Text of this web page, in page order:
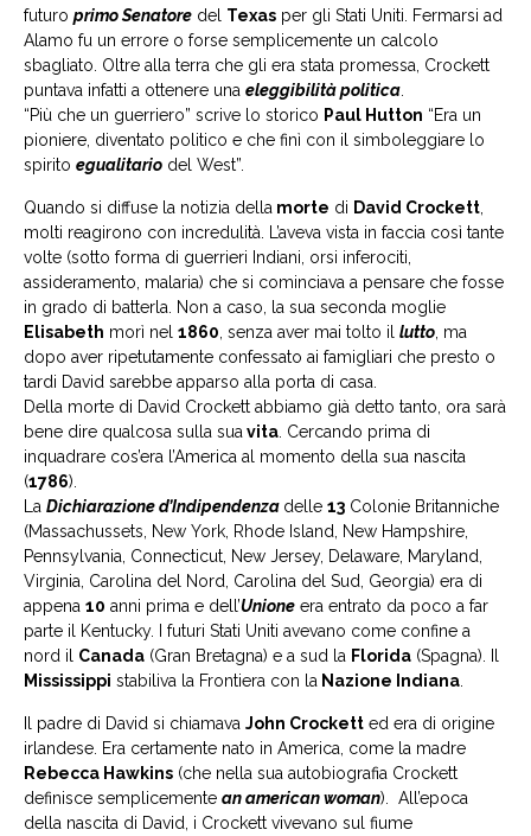
futuro primo Senatore del Texas per gli Stati Uniti. Fermarsi ad
Alamo fu un errore o forse semplicemente un calcolo
sbagliato. Oltre alla terra che gli era stata promessa, Crockett
puntava infatti a ottenere una eleggibilità politica
“Più che un guerriero” scrive lo storico Paul Hutton “Era un
pioniere, diventato politico e che finì con il simboleggiare lo
spirito egualitario del West”.
Quando si diffuse la notizia della morte di David Crockett
molti reagirono con incredulità. L’aveva vista in faccia così tante
volte (sotto forma di guerrieri Indiani, orsi inferociti,
assideramento, malaria) che si cominciava a pensare che fosse
in grado di batterla. Non a caso, la sua seconda moglie
Elisabeth morì nel 1860 , senza aver mai tolto il lutto , ma
dopo aver ripetutamente confessato ai famigliari che presto o
tardi David sarebbe apparso alla porta di casa.
Della morte di David Crockett abbiamo già detto tanto, ora sarà
bene dire qualcosa sulla sua vita . Cercando prima di
inquadrare cos’era l’America al momento della sua nascita
(1786).
La Dichiarazione d’Indipendenza delle 13 Colonie Britanniche
(Massachussets, New York, Rhode Island, New Hampshire,
Pennsylvania, Connecticut, New Jersey, Delaware, Maryland,
Virginia, Carolina del Nord, Carolina del Sud, Georgia) era di
appena 10 anni prima e dell’Unione era entrato da poco a far
parte il Kentucky. I futuri Stati Uniti avevano come confine a
nord il Canada (Gran Bretagna) e a sud la Florida (Spagna). Il
Mississippi stabiliva la Frontiera con la Nazione Indiana
Il padre di David si chiamava John Crockett ed era di origine
irlandese. Era certamente nato in America, come la madre
Rebecca Hawkins (che nella sua autobiografia Crockett
definisce semplicemente an american woman). All’epoca
della nascita di David, i Crockett vivevano sul fiume